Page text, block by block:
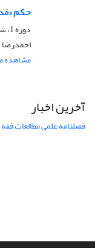
حکم
دوره 1، شماره 1، تابستان 1398، صفحه
احمدرضا
مشاهده
آخرین اخبار
فصلنامه علمی مطالعات
و پیاده سازی ازسیناوب